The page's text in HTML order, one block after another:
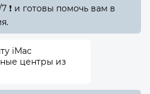
❗ и готовы помочь вам в
iMac
центры из